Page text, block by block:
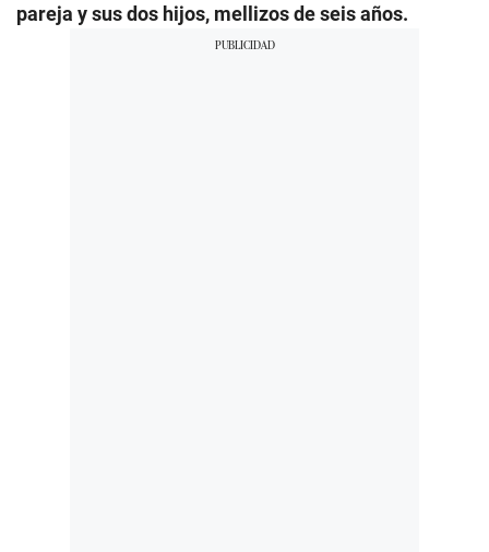
pareja y sus dos hijos, mellizos de seis años.